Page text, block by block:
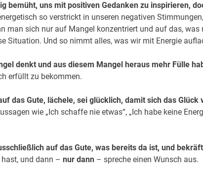
bemüht, uns mit positiven Gedanken zu inspirieren,
so verstrickt in unseren negativen
man sich nur auf Mangel konzentriert und auf das,
Situation. Und so nimmt alles, was wir mit Energie
denkt und aus diesem Mangel heraus mehr Fülle
erfüllt zu bekommen.
das Gute, lächele, sei glücklich, damit sich das
wie „Ich schaffe nie etwas“, „Ich habe keine
auf das Gute, was bereits da ist, und
und dann – nur dann– spreche einen Wunsch aus.